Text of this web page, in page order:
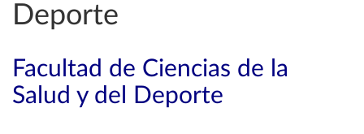
Deporte
Facultad de Ciencias de la
Salud y del Deporte